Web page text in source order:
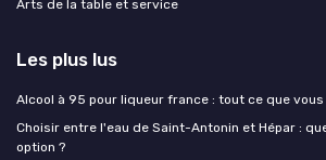
Arts de la table et service
Les plus lus
Alcool à 95 pour liqueur france : tout ce que
Choisir entre l'eau de Saint-Antonin et Hépar :
option ?